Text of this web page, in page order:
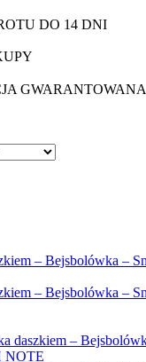
DO 14 DNI
GWARANTOWANA